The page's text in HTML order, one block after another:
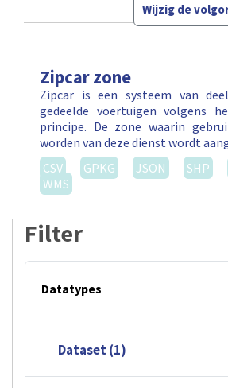
Wijzig de
Zipcar zone
Zipcar is een systeem van
gedeelde voertuigen volgens
principe. De zone waarin
worden van deze dienst wordt
CSV
GPKG JSON SHP
WMS
Filter
Datatypes
Dataset (1)